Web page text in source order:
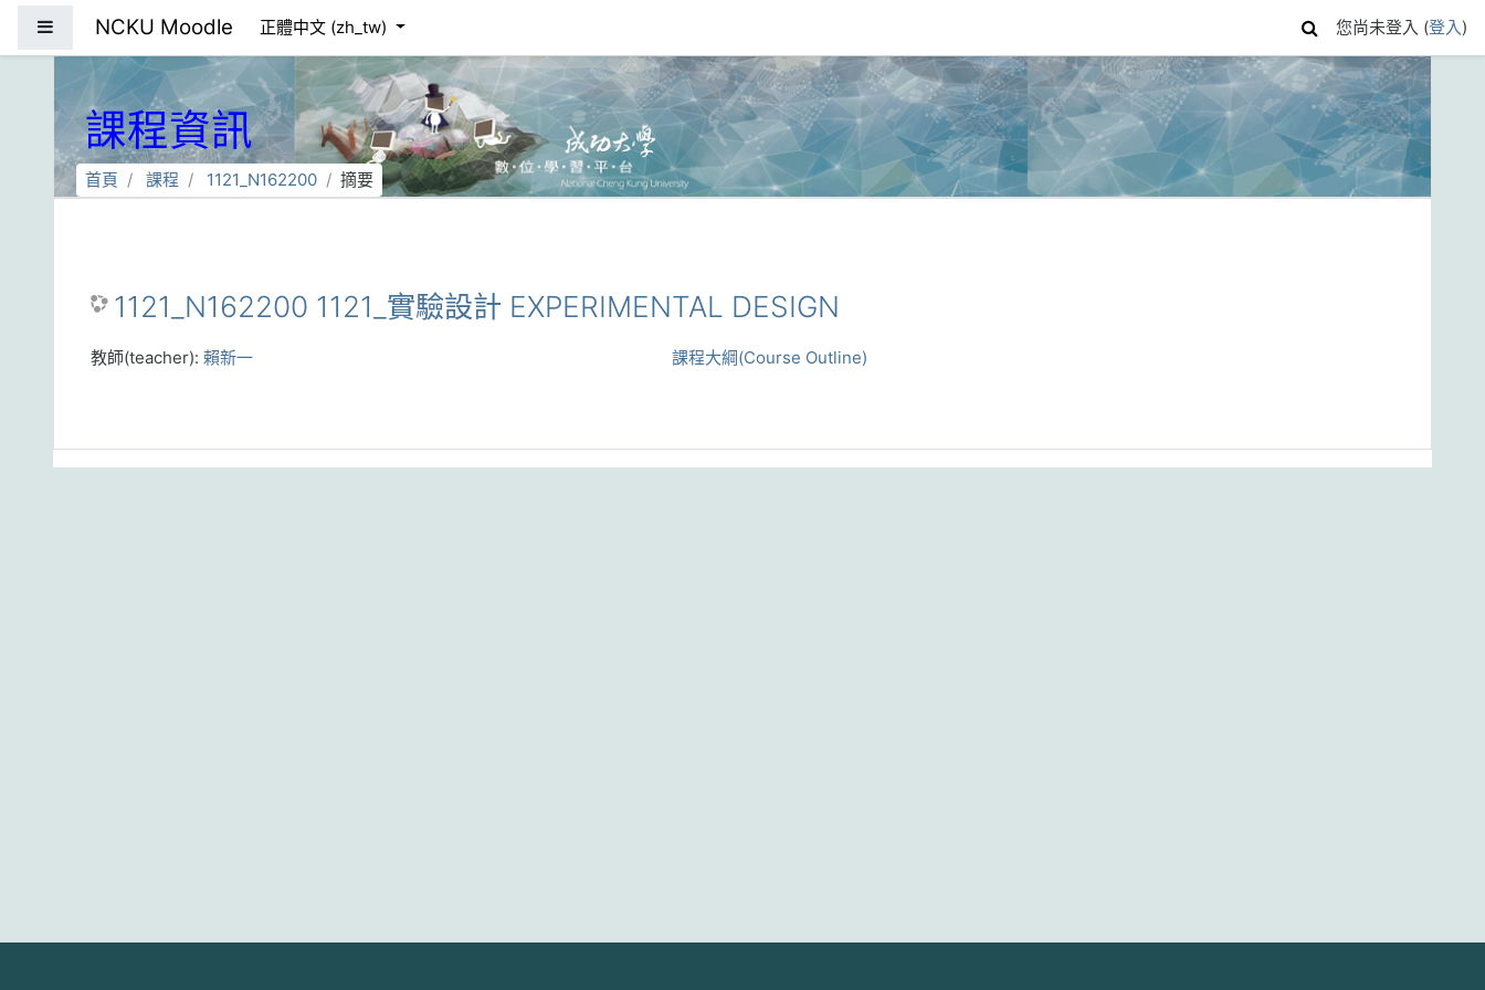
NCKU Moodle 正體中文 ‎(zh_tw)‎ 您尚未登入 (登入)
課程資訊
首頁 課程 1121_N162200 摘要
1121_N162200 1121_實驗設計 EXPERIMENTAL DESIGN
課程大綱(Course Outline)
教師(teacher): 賴新一